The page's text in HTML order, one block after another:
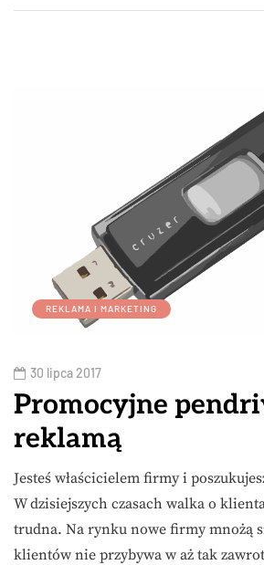
REKLAMA I MARKETING
30 lipca 2017
Promocyjne
reklamą
Jesteś właścicielem firmy i
W dzisiejszych czasach walka o
trudna. Na rynku nowe firmy mnożą
klientów nie przybywa w aż tak